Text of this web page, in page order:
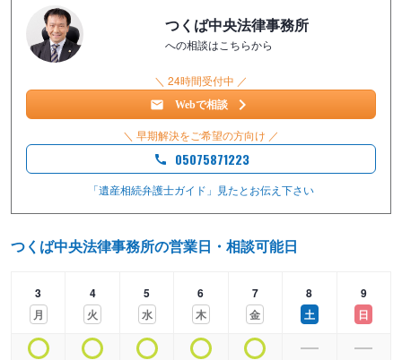
■公正証書遺言
11万円
つくば中央法律事務所
への相談はこちらから
＼ 24時間受付中 ／
Webで相談
＼ 早期解決をご希望の方向け ／
05075871223
「遺産相続弁護士ガイド」見たとお伝え下さい
つくば中央法律事務所の営業日・相談可能日
3
月
4
火
5
水
6
木
7
金
8
土
9
日